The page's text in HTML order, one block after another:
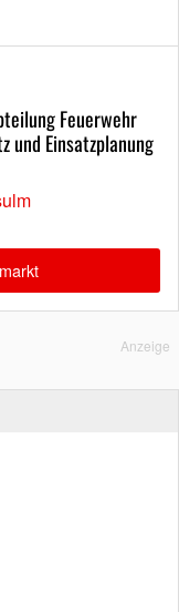
Feuerwehr
und Einsatzplanung
Anzeige